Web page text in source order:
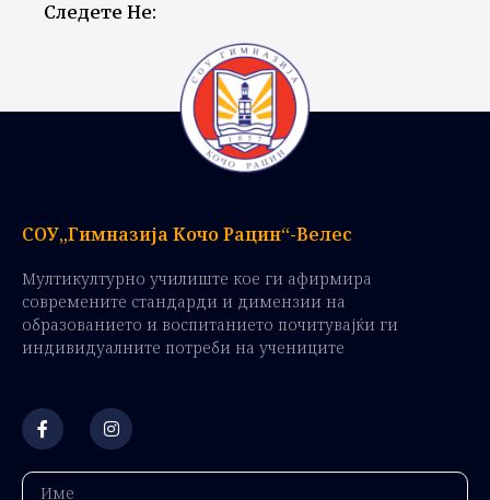
Следете Не:
СОУ„Гимназија Кочо Рацин“-Велес
Мултикултурно училиште кое ги афирмира
современите стандарди и димензии на
образованието и воспитанието почитувајќи ги
индивидуалните потреби на учениците